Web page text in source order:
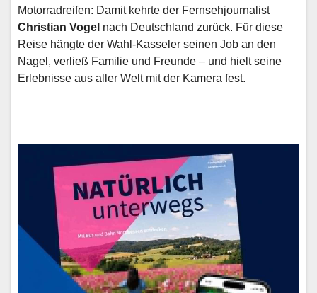
Motorradreifen: Damit kehrte der Fernsehjournalist
Christian Vogel nach Deutschland zurück. Für diese
Reise hängte der Wahl-Kasseler seinen Job an den
Nagel, verließ Familie und Freunde – und hielt seine
Erlebnisse aus aller Welt mit der Kamera fest.